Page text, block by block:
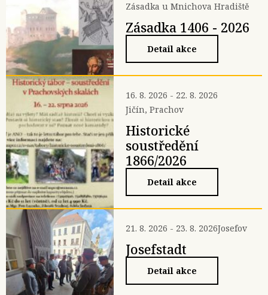
Zásadka u Mnichova Hradiště
Zásadka 1406 - 2026
Detail akce
16. 8. 2026 - 22. 8. 2026
Jičín, Prachov
Historické
soustředění
1866/2026
Detail akce
21. 8. 2026 - 23. 8. 2026Josefov
Josefstadt
Detail akce